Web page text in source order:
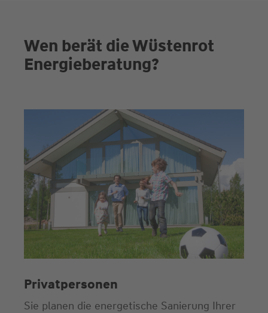
Wen berät die Wüstenrot
Energieberatung?
Privatpersonen
Sie planen die energetische Sanierung Ihrer